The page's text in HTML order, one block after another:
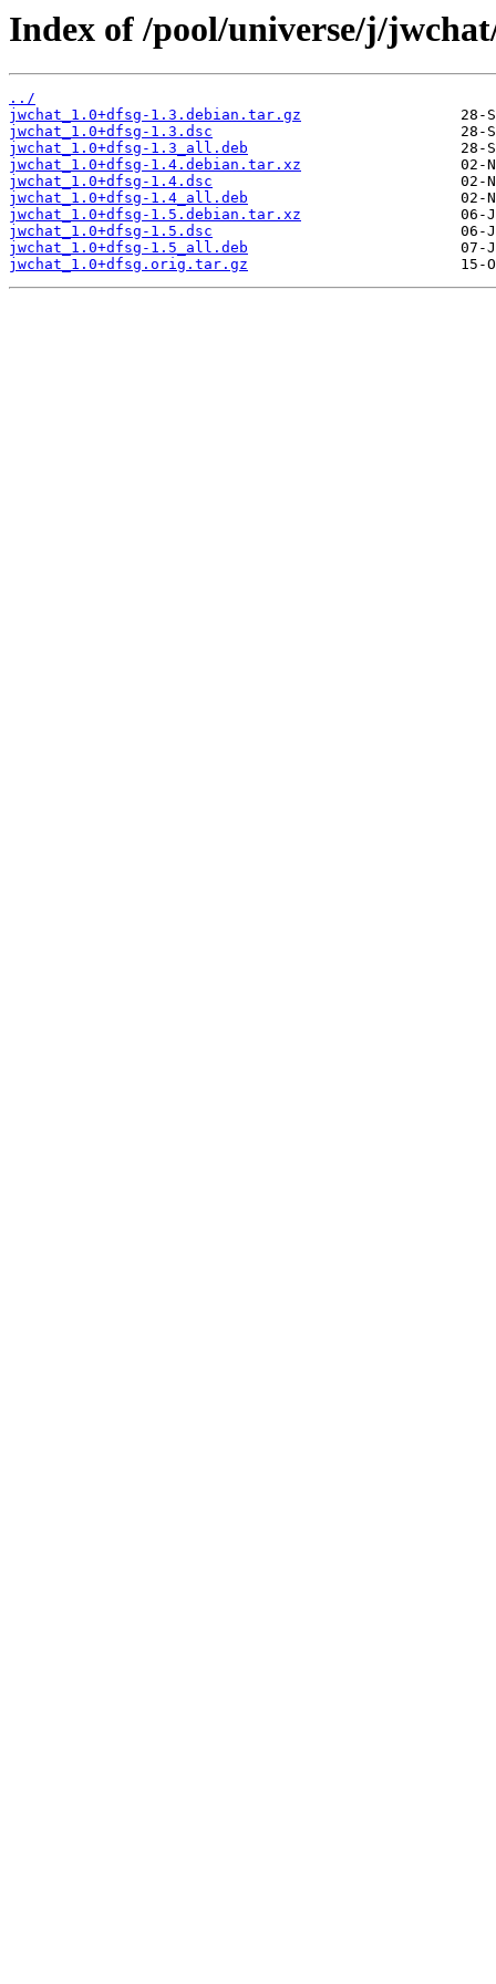
Index of /pool/universe/j/
../
jwchat_1.0+dfsg-1.3.debian.tar.gz
jwchat_1.0+dfsg-1.3.dsc
jwchat_1.0+dfsg-1.3_all.deb
jwchat_1.0+dfsg-1.4.debian.tar.xz
jwchat_1.0+dfsg-1.4.dsc
jwchat_1.0+dfsg-1.4_all.deb
jwchat_1.0+dfsg-1.5.debian.tar.xz
jwchat_1.0+dfsg-1.5.dsc
jwchat_1.0+dfsg-1.5_all.deb
jwchat_1.0+dfsg.orig.tar.gz